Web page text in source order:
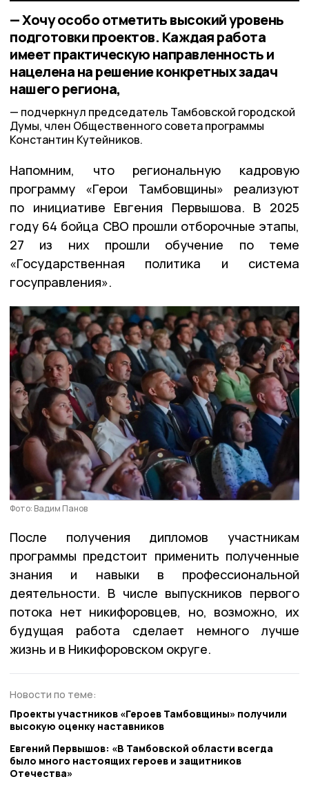
— Хочу особо отметить высокий уровень
подготовки проектов. Каждая работа
имеет практическую направленность и
нацелена на решение конкретных задач
нашего региона,
подчеркнул председатель Тамбовской городской
Думы, член Общественного совета программы
Константин Кутейников.
Напомним, что региональную кадровую
программу «Герои Тамбовщины» реализуют
по инициативе Евгения Первышова. В 2025
году 64 бойца СВО прошли отборочные этапы,
27 из них прошли обучение по теме
«Государственная политика и система
госуправления».
Фото: Вадим Панов
После получения дипломов участникам
программы предстоит применить полученные
знания и навыки в профессиональной
деятельности. В числе выпускников первого
потока нет никифоровцев, но, возможно, их
будущая работа сделает немного лучше
жизнь и в Никифоровском округе.
Новости по теме:
Проекты участников «Героев Тамбовщины» получили
высокую оценку наставников
Евгений Первышов: «В Тамбовской области всегда
было много настоящих героев и защитников
Отечества»